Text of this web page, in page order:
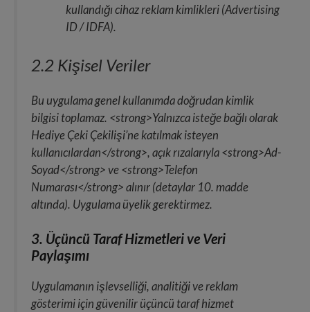
kullandığı cihaz reklam kimlikleri (Advertising
ID / IDFA).
2.2 Kişisel Veriler
Bu uygulama genel kullanımda doğrudan kimlik
bilgisi toplamaz. <strong>Yalnızca isteğe bağlı olarak
Hediye Çeki Çekilişi’ne katılmak isteyen
kullanıcılardan</strong>, açık rızalarıyla <strong>Ad-
Soyad</strong> ve <strong>Telefon
Numarası</strong> alınır (detaylar 10. madde
altında). Uygulama üyelik gerektirmez.
3. Üçüncü Taraf Hizmetleri ve Veri
Paylaşımı
Uygulamanın işlevselliği, analitiği ve reklam
gösterimi için güvenilir üçüncü taraf hizmet